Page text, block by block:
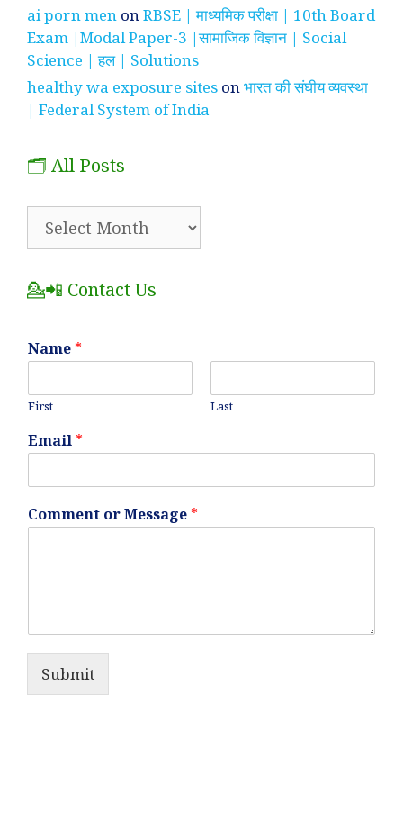
ai porn men onRBSE | माध्यमिक परीक्षा | 10th Board
Exam |Modal Paper-3 |सामाजिक विज्ञान | Social
Science | हल | Solutions
healthy wa exposure sites onभारत की संघीय व्यवस्था
| Federal System of India
🗂️ All Posts
💁📲 Contact Us
Name *
First Last
Email *
Comment or Message *
Submit